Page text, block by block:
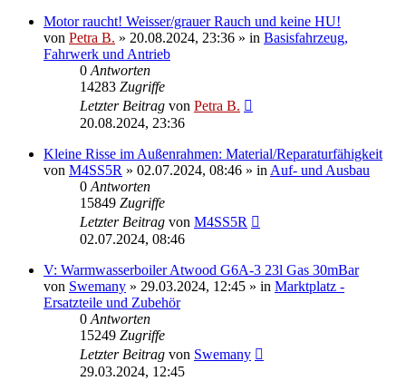
Motor raucht! Weisser/grauer Rauch und keine HU!
von Petra B. » 20.08.2024, 23:36 » in Basisfahrzeug,
Fahrwerk und Antrieb
0Antworten
14283 Zugriffe
Letzter Beitrag von Petra B.
20.08.2024, 23:36
Kleine Risse im Außenrahmen: Material/Reparaturfähigkeit
von M4SS5R » 02.07.2024, 08:46 » inAuf- und Ausbau
0Antworten
15849 Zugriffe
Letzter Beitrag von M4SS5R
02.07.2024, 08:46
V: Warmwasserboiler Atwood G6A-3 23l Gas 30mBar
von Swemany » 29.03.2024, 12:45 » in Marktplatz -
Ersatzteile und Zubehör
0Antworten
15249 Zugriffe
Letzter Beitrag von Swemany
29.03.2024, 12:45